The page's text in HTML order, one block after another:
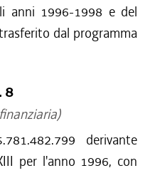
anni 1996-1998 e del
dal programma
8
derivante
per l'anno 1996, con